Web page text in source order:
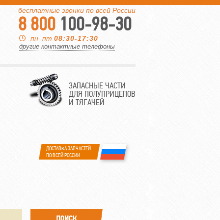
бесплатные звонки по всей России
8 800 100-98-30
пн–пт 08:30-17:30
другие контактные телефоны
ЗАПАСНЫЕ ЧАСТИ
ДЛЯ ПОЛУПРИЦЕПОВ
И ТЯГАЧЕЙ
ДОСТАВКА ЗАПЧАСТЕЙ
ПО ВСЕЙ РОССИИ